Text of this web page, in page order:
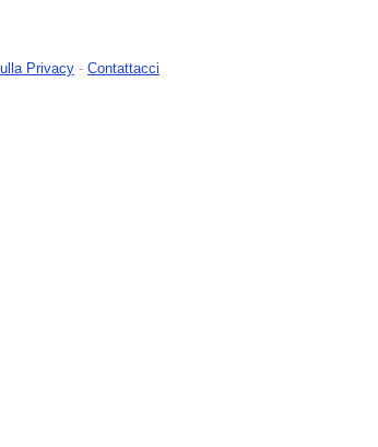
Privacy - Contattacci